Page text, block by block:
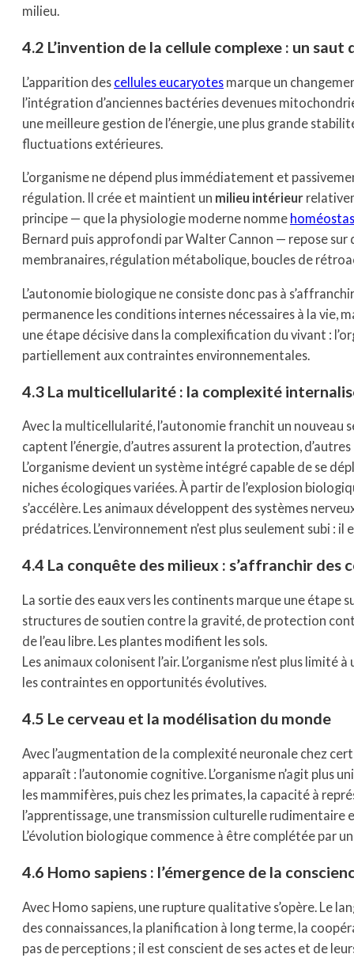
milieu.
4.2 L’invention de la cellule complexe : un saut
L’apparition des cellules eucaryotes marque un
l’intégration d’anciennes bactéries devenues
une meilleure gestion de l’énergie, une plus grande
fluctuations extérieures.
L’organisme ne dépend plus immédiatement et
régulation. Il crée et maintient un milieu intérieur
principe — que la physiologie moderne nomme
Bernard puis approfondi par Walter Cannon — repose
membranaires, régulation métabolique, boucles de
L’autonomie biologique ne consiste donc pas à
permanence les conditions internes nécessaires à la vie,
une étape décisive dans la complexification du vivant :
partiellement aux contraintes environnementales.
4.3 La multicellularité : la complexité
Avec la multicellularité, l’autonomie franchit un nouveau
captent l’énergie, d’autres assurent la protection,
L’organisme devient un système intégré capable de se
niches écologiques variées. À partir de l’explosion
s’accélère. Les animaux développent des systèmes
prédatrices. L’environnement n’est plus seulement subi : il
4.4 La conquête des milieux : s’affranchir des
La sortie des eaux vers les continents marque une étape
structures de soutien contre la gravité, de protection
de l’eau libre. Les plantes modifient les sols.
Les animaux colonisent l’air. L’organisme n’est plus
les contraintes en opportunités évolutives.
4.5 Le cerveau et la modélisation du monde
Avec l’augmentation de la complexité neuronale chez
apparaît : l’autonomie cognitive. L’organisme n’agit plus
les mammifères, puis chez les primates, la capacité à
l’apprentissage, une transmission culturelle
L’évolution biologique commence à être complétée par
4.6 Homo sapiens : l’émergence de la
Avec Homo sapiens, une rupture qualitative s’opère. Le
des connaissances, la planification à long terme, la
pas de perceptions ; il est conscient de ses actes et de